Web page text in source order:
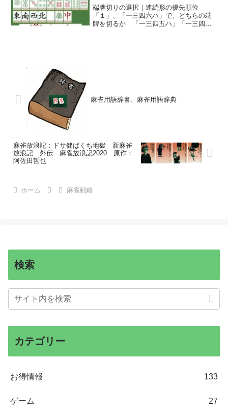
端牌切りの選択｜連続形の優先順位
「１」、「一三四六ハ」で、どちらの端
牌を切るか 「一三四五ハ」「一三四五
麻雀用語辞書、麻雀用語辞典
麻雀放浪記：ドサ健ばくち地獄 新麻雀
放浪記 外伝 麻雀放浪記2020 原作：
阿佐田哲也
ホーム 麻雀戦略
検索
カテゴリー
お得情報 133
ゲーム 27